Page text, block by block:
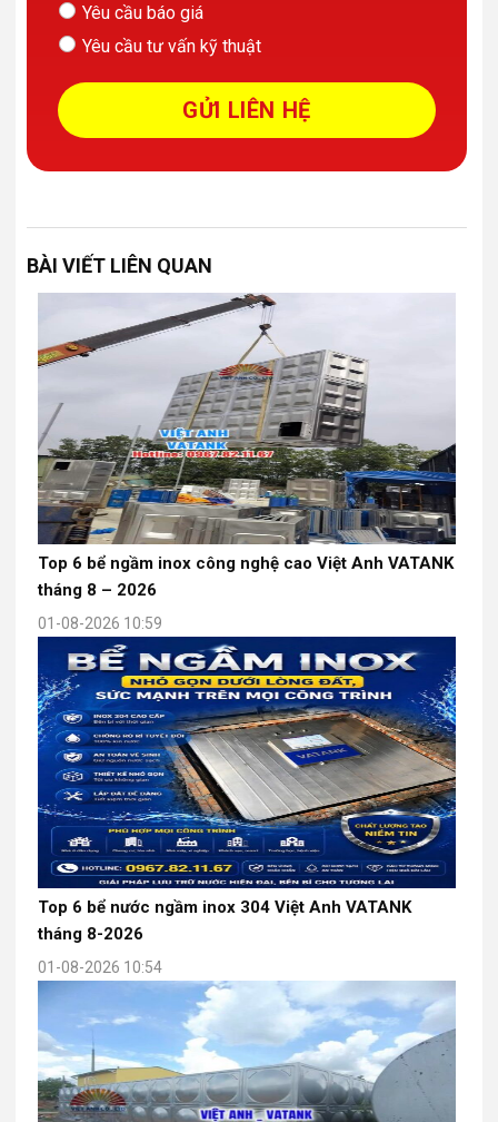
Yêu cầu báo giá
Yêu cầu tư vấn kỹ thuật
BÀI VIẾT LIÊN QUAN
Top 6 bể ngầm inox công nghệ cao Việt Anh VATANK
tháng 8 – 2026
01-08-2026 10:59
Top 6 bể nước ngầm inox 304 Việt Anh VATANK
tháng 8-2026
01-08-2026 10:54